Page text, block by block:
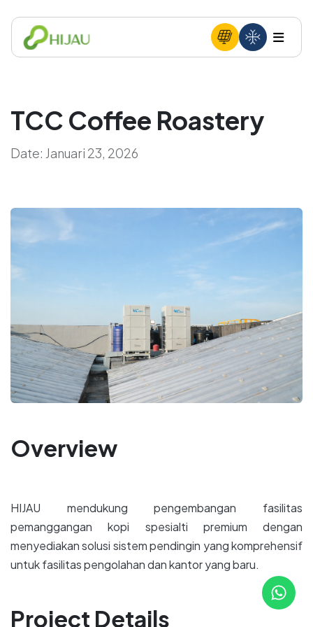
TCC Coffee Roastery
Date: Januari 23, 2026
Overview
HIJAU mendukung pengembangan fasilitas
pemanggangan kopi spesialti premium dengan
menyediakan solusi sistem pendingin yang komprehensif
untuk fasilitas pengolahan dan kantor yang baru.
Project Details